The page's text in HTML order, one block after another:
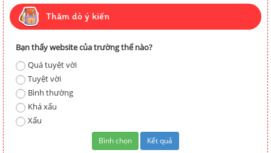
Thăm dò ý kiến
Bạn thấy website của trường thế nào?
Quá tuyệt vời
Tuyệt vời
Bình thường
Khá xấu
Xấu